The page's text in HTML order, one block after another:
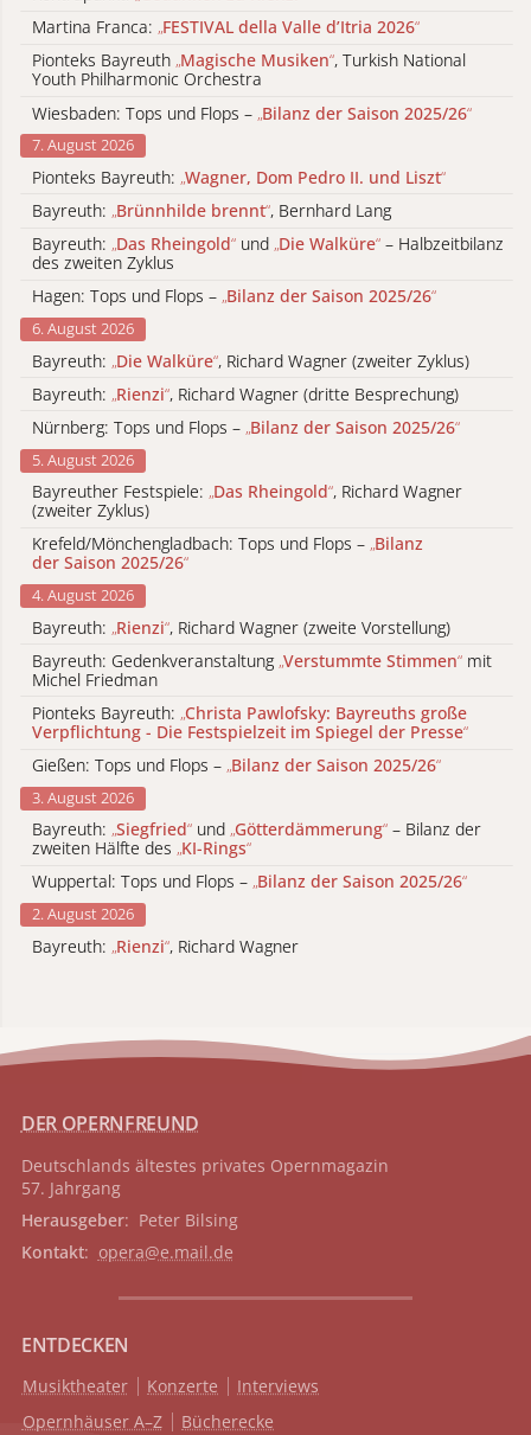
Martina Franca: „FESTIVAL della Valle d’Itria 2026“
Pionteks Bayreuth „Magische Musiken“, Turkish National
Youth Philharmonic Orchestra
Wiesbaden: Tops und Flops – „Bilanz der Saison 2025/26“
7. August 2026
Pionteks Bayreuth: „Wagner, Dom Pedro II. und Liszt“
Bayreuth: „Brünnhilde brennt“, Bernhard Lang
Bayreuth: „Das Rheingold“ und „Die Walküre“ – Halbzeitbilanz
des zweiten Zyklus
Hagen: Tops und Flops – „Bilanz der Saison 2025/26“
6. August 2026
Bayreuth: „Die Walküre“, Richard Wagner (zweiter Zyklus)
Bayreuth: „Rienzi“, Richard Wagner (dritte Besprechung)
Nürnberg: Tops und Flops – „Bilanz der Saison 2025/26“
5. August 2026
Bayreuther Festspiele: „Das Rheingold“, Richard Wagner
(zweiter Zyklus)
Krefeld/Mönchengladbach: Tops und Flops – „Bilanz
der Saison 2025/26“
4. August 2026
Bayreuth: „Rienzi“, Richard Wagner (zweite Vorstellung)
Bayreuth: Gedenkveranstaltung „Verstummte Stimmen“ mit
Michel Friedman
Pionteks Bayreuth: „Christa Pawlofsky: Bayreuths große
Verpflichtung - Die Festspielzeit im Spiegel der Presse“
Gießen: Tops und Flops – „Bilanz der Saison 2025/26“
3. August 2026
Bayreuth: „Siegfried“ und „Götterdämmerung“ – Bilanz der
zweiten Hälfte des „KI-Rings“
Wuppertal: Tops und Flops – „Bilanz der Saison 2025/26“
2. August 2026
Bayreuth: „Rienzi“, Richard Wagner
DER OPERNFREUND
Deutschlands ältestes privates Opernmagazin
57. Jahrgang
Herausgeber: Peter Bilsing
Kontakt: opera@e.mail.de
ENTDECKEN
Musiktheater Konzerte
Interviews
Opernhäuser A–Z
Bücherecke